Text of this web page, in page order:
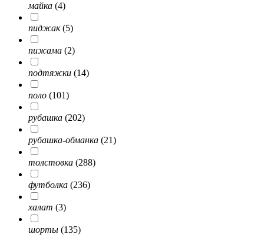
майка (4)
пиджак(5)
пижама (2)
подтяжки (14)
поло (101)
рубашка (202)
рубашка-обманка (21)
толстовка (288)
футболка (236)
халат (3)
шорты (135)